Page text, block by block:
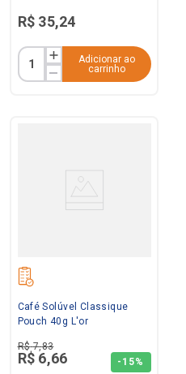
R$ 35,24
Adicionar ao
carrinho
Café Solúvel Classique
Pouch 40g L'or
R$ 7,83
R$ 6,66 - 15%